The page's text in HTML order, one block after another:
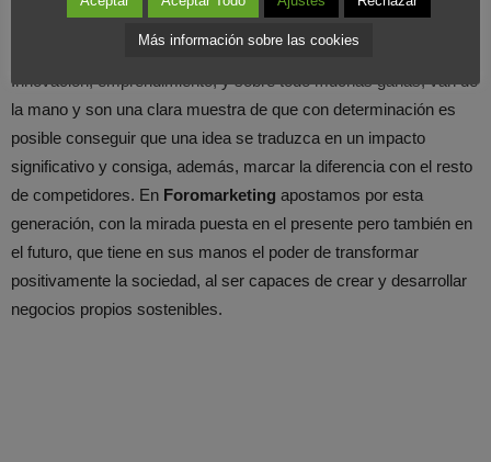
target al que adaptar nuevas formas de negocio.
Innovación, emprendimiento, y sobre todo muchas ganas, van de
la mano y son una clara muestra de que con determinación es
posible conseguir que una idea se traduzca en un impacto
significativo y consiga, además, marcar la diferencia con el resto
de competidores. En Foromarketing apostamos por esta
generación, con la mirada puesta en el presente pero también en
el futuro, que tiene en sus manos el poder de transformar
positivamente la sociedad, al ser capaces de crear y desarrollar
negocios propios sostenibles.
Más información sobre las cookies